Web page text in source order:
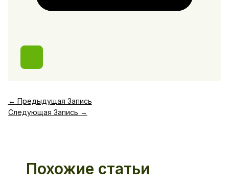
← Предыдущая Запись
Следующая Запись →
Похожие статьи